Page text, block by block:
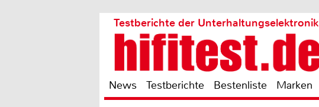
Testberichte der Unterhaltungselektronik
News Testberichte Bestenliste Marken